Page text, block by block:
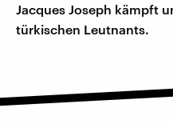
Jacques Joseph kämpft
türkischen Leutnants.